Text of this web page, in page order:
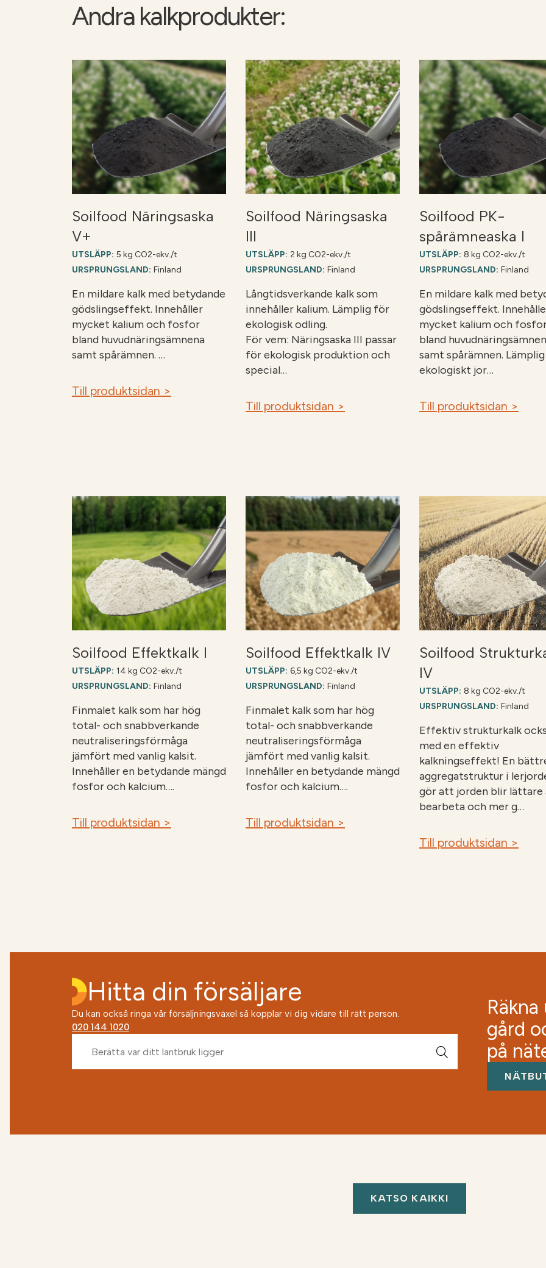
Andra kalkprodukter:
Soilfood Näringsaska
V+
UTSLÄPP: 5 kg CO2-ekv./t
URSPRUNGSLAND: Finland
En mildare kalk med betydande
gödslingseffekt. Innehåller
mycket kalium och fosfor
bland huvudnäringsämnena
samt spårämnen. …
Till produktsidan >
Soilfood Näringsaska
III
UTSLÄPP: 2 kg CO2-ekv./t
URSPRUNGSLAND: Finland
Långtidsverkande kalk som
innehåller kalium. Lämplig för
ekologisk odling.
För vem: Näringsaska III passar
för ekologisk produktion och
special…
Till produktsidan >
Soilfood PK-
spårämneaska I
UTSLÄPP: 8 kg CO2-ekv./t
URSPRUNGSLAND: Finland
En mildare kalk med
gödslingseffekt.
mycket kalium och
bland
samt spårämnen.
ekologiskt jor…
Till produktsidan >
Soilfood Effektkalk I
UTSLÄPP: 14 kg CO2-ekv./t
URSPRUNGSLAND: Finland
Finmalet kalk som har hög
total- och snabbverkande
neutraliseringsförmåga
jämfört med vanlig kalsit.
Innehåller en betydande mängd
fosfor och kalcium….
Till produktsidan >
Soilfood Effektkalk IV
UTSLÄPP: 6,5 kg CO2-ekv./t
URSPRUNGSLAND: Finland
Finmalet kalk som har hög
total- och snabbverkande
neutraliseringsförmåga
jämfört med vanlig kalsit.
Innehåller en betydande mängd
fosfor och kalcium….
Till produktsidan >
Soilfood
IV
UTSLÄPP: 8 kg CO2-ekv./t
URSPRUNGSLAND: Finland
Effektiv strukturkalk
med en effektiv
kalkningseffekt! En
aggregatstruktur i
gör att jorden blir
bearbeta och mer g…
Till produktsidan >
Hitta din försäljare
Du kan också ringa vår försäljningsväxel så kopplar vi dig vidare till rätt person.
020 144 1020
gård
på
KATSO KAIKKI